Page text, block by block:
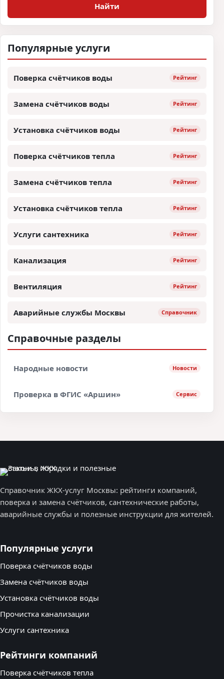
Найти
Популярные услуги
Поверка счётчиков воды Рейтинг
Замена счётчиков воды Рейтинг
Установка счётчиков воды Рейтинг
Поверка счётчиков тепла Рейтинг
Замена счётчиков тепла Рейтинг
Установка счётчиков тепла Рейтинг
Услуги сантехника Рейтинг
Канализация Рейтинг
Вентиляция Рейтинг
Аварийные службы Москвы Справочник
Справочные разделы
Народные новости Новости
Проверка в ФГИС «Аршин» Сервис
Справочник ЖКХ-услуг Москвы: рейтинги компаний,
поверка и замена счётчиков, сантехнические работы,
аварийные службы и полезные инструкции для жителей.
Популярные услуги
Поверка счётчиков воды
Замена счётчиков воды
Установка счётчиков воды
Прочистка канализации
Услуги сантехника
Рейтинги компаний
Поверка счётчиков тепла